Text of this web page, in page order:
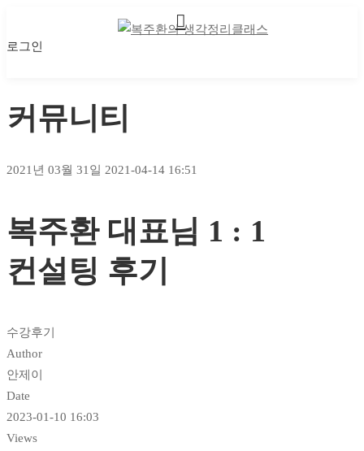
로그인
커뮤니티
2021년 03월 31일 2021-04-14 16:51
커뮤니티
복주환 대표님 1 : 1
컨설팅 후기
수강후기
Author
안제이
Date
2023-01-10 16:03
Views